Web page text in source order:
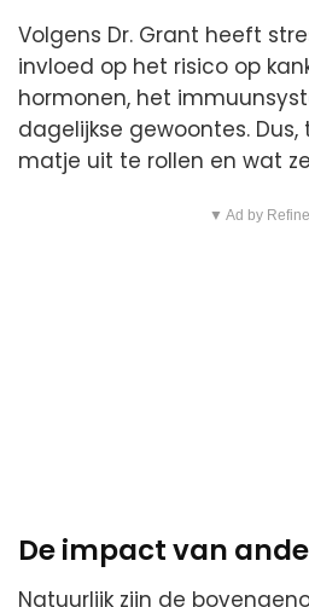
Volgens Dr. Grant heeft
invloed op het risico op
hormonen, het
dagelijkse gewoontes.
matje uit te rollen en wat
▼ Ad by
De impact van
Natuurlijk zijn de